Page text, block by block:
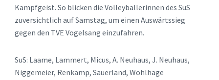
Kampfgeist. So blicken die Volleyballerinnen des SuS
zuversichtlich auf Samstag, um einen Auswärtssieg
gegen den TVE Vogelsang einzufahren.
SuS: Laame, Lammert, Micus, A. Neuhaus, J. Neuhaus,
Niggemeier, Renkamp, Sauerland, Wohlhage